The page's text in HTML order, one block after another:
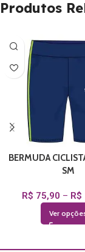
Produtos
BERMUDA
SM
R$ 75,90 – R$
Ver